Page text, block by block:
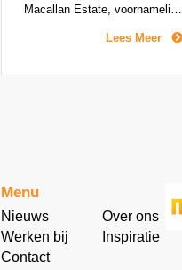
Macallan Estate, voornamelijk
Europese eikenhouten vaten
Lees Meer
Menu
Nieuws
Over ons
Werken bij
Inspiratie
Contact